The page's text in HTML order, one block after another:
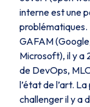
interne est une
problématiques.
GAFAM
Microsoft), il y a
de DevOps,
l’état de l’art.
challenger il y a